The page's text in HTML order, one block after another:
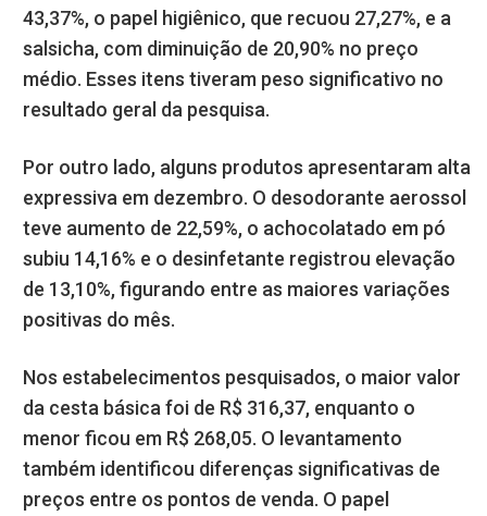
43,37%, o papel higiênico, que recuou 27,27%, e a
salsicha, com diminuição de 20,90% no preço
médio. Esses itens tiveram peso significativo no
resultado geral da pesquisa.
Por outro lado, alguns produtos apresentaram alta
expressiva em dezembro. O desodorante aerossol
teve aumento de 22,59%, o achocolatado em pó
subiu 14,16% e o desinfetante registrou elevação
de 13,10%, figurando entre as maiores variações
positivas do mês.
Nos estabelecimentos pesquisados, o maior valor
da cesta básica foi de R$ 316,37, enquanto o
menor ficou em R$ 268,05. O levantamento
também identificou diferenças significativas de
preços entre os pontos de venda. O papel